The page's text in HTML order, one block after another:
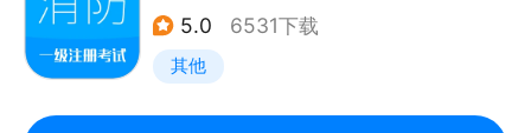
5.0 6531下载
其他